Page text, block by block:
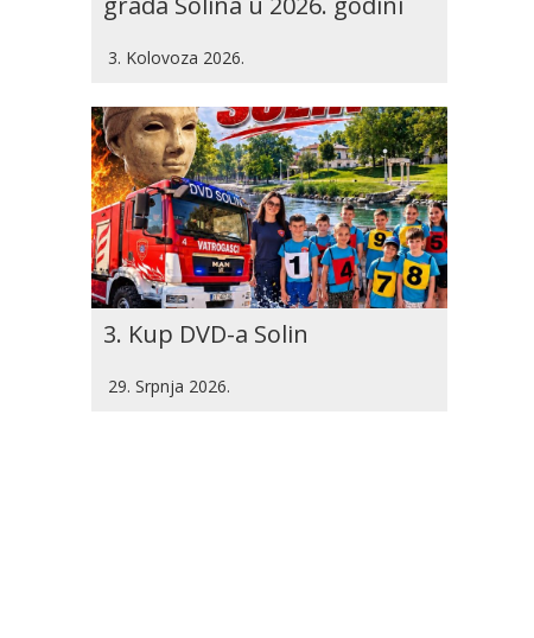
3. Kolovoza 2026.
3. Kup DVD-a Solin
29. Srpnja 2026.